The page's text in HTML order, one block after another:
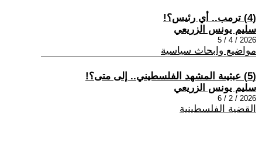
(4) ترمب.. أي رئيس؟!
سليم يونس الزريعي
2026 / 4 / 5
مواضيع وابحاث سياسية
(5) عبثيىة المشهد الفلسطيني.. إلى متى؟!
سليم يونس الزريعي
2026 / 2 / 6
القضية الفلسطينية